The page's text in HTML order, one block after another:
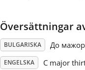
Svenska
Översättningar
BULGARISKA До
ENGELSKA C major